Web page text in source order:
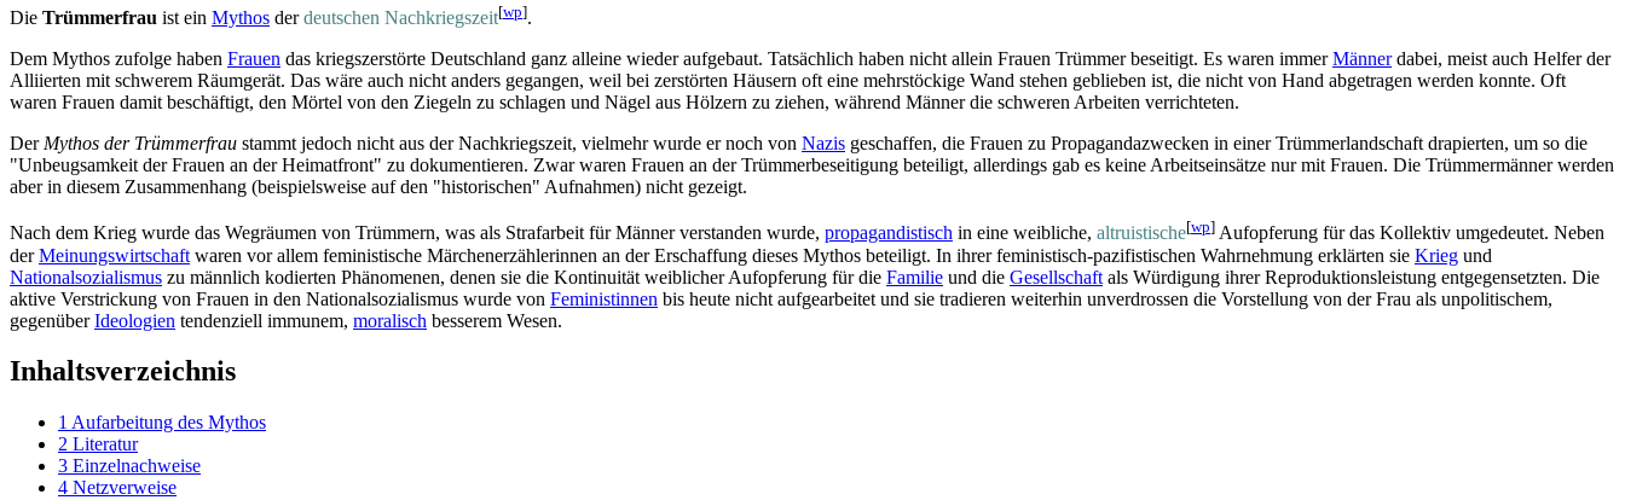
Die Trümmerfrau ist ein Mythos derdeutschen Nachkriegszeit[wp].
Dem Mythos zufolge haben Frauen das kriegs­zerstörte Deutschland ganz alleine wieder aufgebaut. Tatsächlich haben nicht allein Frauen Trümmer beseitigt. Es waren immerMännerdabei, meist auch Helfer der
Alliierten mit schwerem Räumgerät. Das wäre auch nicht anders gegangen, weil bei zerstörten Häusern oft eine mehr­stöckige Wand stehen geblieben ist, die nicht von Hand abgetragen werden konnte. Oft
waren Frauen damit beschäftigt, den Mörtel von den Ziegeln zu schlagen und Nägel aus Hölzern zu ziehen, während Männer die schweren Arbeiten verrichteten.
Der Mythos der Trümmerfrau stammt jedoch nicht aus der Nachkriegszeit, vielmehr wurde er noch von Nazis geschaffen, die Frauen zu Propaganda­zwecken in einer Trümmer­landschaft drapierten, um so die
"Unbeugsamkeit der Frauen an der Heimatfront" zu dokumentieren. Zwar waren Frauen an der Trümmer­beseitigung beteiligt, allerdings gab es keine Arbeits­einsätze nur mit Frauen. Die Trümmer­männer werden
aber in diesem Zusammenhang (beispielsweise auf den "historischen" Aufnahmen) nicht gezeigt.
Nach dem Krieg wurde das Wegräumen von Trümmern, was als Strafarbeit für Männer verstanden wurde, propagandistisch in eine weibliche, altruistische[wp] Aufopferung für das Kollektiv umgedeutet. Neben
derMeinungswirtschaft waren vor allem feministische Märchen­erzählerinnen an der Erschaffung dieses Mythos beteiligt. In ihrer feministisch-pazifistischen Wahrnehmung erklärten sie Krieg und
Nationalsozialismus zu männlich kodierten Phänomenen, denen sie die Kontinuität weiblicher Aufopferung für die Familie und die Gesellschaft als Würdigung ihrer Reproduktions­leistung entgegen­setzten. Die
aktive Verstrickung von Frauen in den National­sozialismus wurde von Feministinnen bis heute nicht aufgearbeitet und sie tradieren weiterhin unverdrossen die Vorstellung von der Frau als unpolitischem,
gegenüberIdeologien tendenziell immunem, moralisch besserem Wesen.
Inhaltsverzeichnis
1 Aufarbeitung des Mythos
2 Literatur
3 Einzelnachweise
4 Netzverweise